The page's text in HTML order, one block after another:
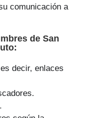
comunicación a
de San
:
decir, enlaces